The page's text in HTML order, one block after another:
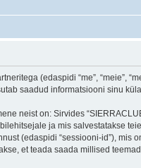
(edaspidi “me”, “meie”,
saadud informatsiooni sinu
neist on: Sirvides
ja mis salvestatakse
(edaspidi “sessiooni-id”),
et teada saada millised